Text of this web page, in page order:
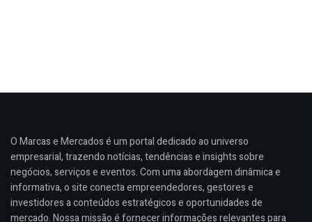
O Marcas e Mercados é um portal dedicado ao universo
empresarial, trazendo notícias, tendências e insights sobre
negócios, serviços e eventos. Com uma abordagem dinâmica e
informativa, o site conecta empreendedores, gestores e
investidores a conteúdos estratégicos e oportunidades de
mercado. Nossa missão é fornecer informações relevantes para